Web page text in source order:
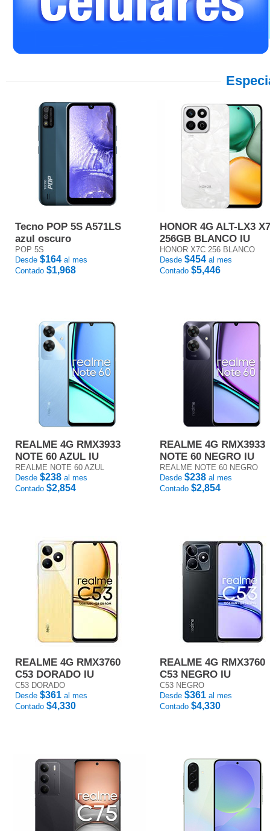
Tecno POP 5S A571LS
azul oscuro
POP 5S
Desde $164 al mes
Contado $1,968
HONOR 4G ALT-LX3
256GB BLANCO IU
HONOR X7C 256 BLANCO
Desde $454 al mes
Contado $5,446
REALME 4G RMX3933
NOTE 60 AZUL IU
REALME NOTE 60 AZUL
Desde $238 al mes
Contado $2,854
REALME 4G RMX3933
NOTE 60 NEGRO IU
REALME NOTE 60 NEGRO
Desde $238 al mes
Contado $2,854
REALME 4G RMX3760
C53 DORADO IU
C53 DORADO
Desde $361 al mes
Contado $4,330
REALME 4G RMX3760
C53 NEGRO IU
C53 NEGRO
Desde $361 al mes
Contado $4,330